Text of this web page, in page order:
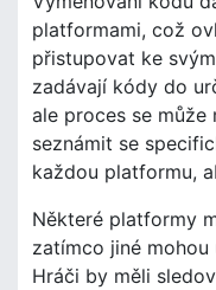
platformami, což
přistupovat ke
zadávají kódy do
ale proces se může
seznámit se
každou platformu,
Některé platformy
zatímco jiné
Hráči by měli